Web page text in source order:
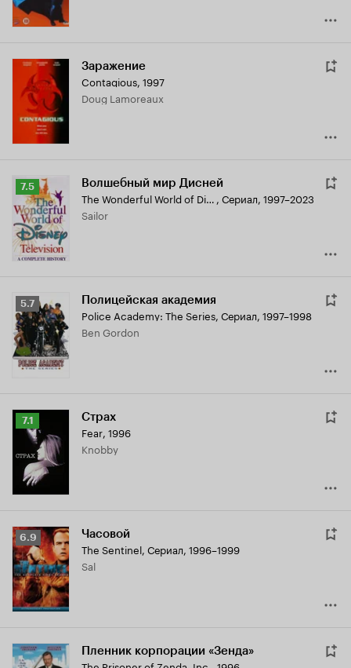
Заражение
Contagious, 1997
Doug Lamoreaux
Рейтинг
Кинопоиска
7.5
7.5 Волшебный мир Дисней
The Wonderful World of Disney , Сериал, 1997–2023
Sailor
Рейтинг
Кинопоиска
5.7
5.7 Полицейская академия
Police Academy: The Series, Сериал, 1997–1998
Ben Gordon
Рейтинг
Кинопоиска
7.1
7.1 Страх
Fear, 1996
Knobby
Рейтинг
Кинопоиска
6.9
6.9 Часовой
The Sentinel, Сериал, 1996–1999
Sal
Пленник корпорации «Зенда»